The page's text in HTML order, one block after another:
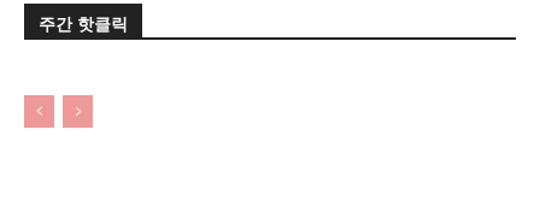
주간 핫클릭